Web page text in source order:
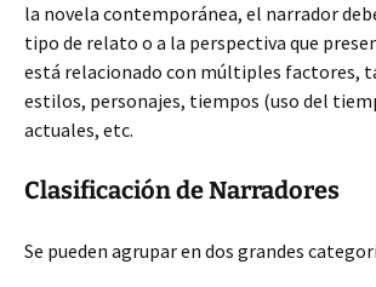
la novela contemporánea, el narrador
tipo de relato o a la perspectiva que
está relacionado con múltiples factores,
estilos, personajes, tiempos (uso del
actuales, etc.
Clasificación de Narradores
Se pueden agrupar en dos grandes